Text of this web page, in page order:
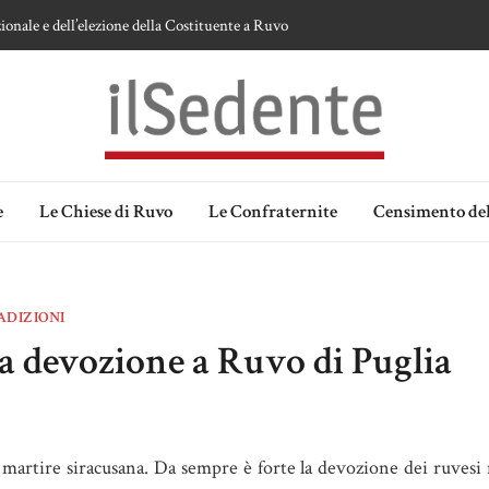
e dell’elezione della Costituente a Ruvo
Madonna delle Grazie di Ruvo di Puglia
Ipotesi e memorie.
Le Chiese di Ruvo Le Confraternite Censimento
devozione a Ruvo di Puglia
siracusana. Da sempre è forte la devozione dei